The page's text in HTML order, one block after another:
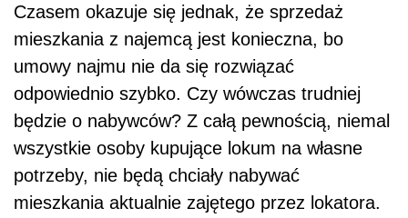
Czasem okazuje się jednak, że sprzedaż
mieszkania z najemcą jest konieczna, bo
umowy najmu nie da się rozwiązać
odpowiednio szybko. Czy wówczas trudniej
będzie o nabywców? Z całą pewnością, niemal
wszystkie osoby kupujące lokum na własne
potrzeby, nie będą chciały nabywać
mieszkania aktualnie zajętego przez lokatora.